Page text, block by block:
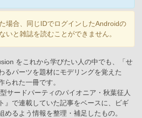
場合、同じIDでログインしたAndroidの
いと雑誌を読むことができません。
をこれから学びたい人の中でも、「せ
るパーツを題材にモデリングを覚えた
られた一冊です。
サードパーティのパイオニア・秋葉征人
』で連載していた記事をベースに、ビギ
めるよう情報を整理・補足したもの。